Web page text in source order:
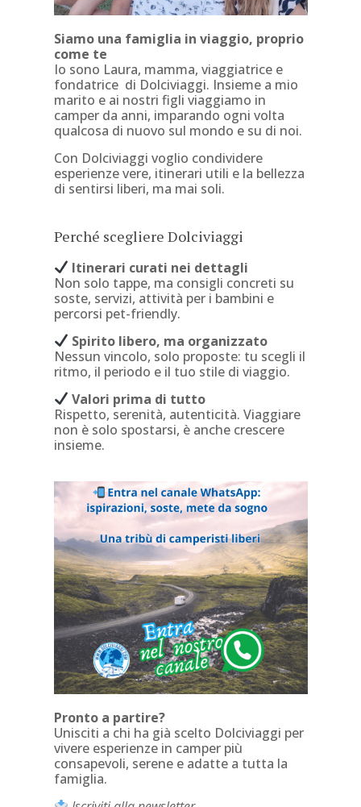
Siamo una famiglia in viaggio, proprio
come te
Io sono Laura, mamma, viaggiatrice e
fondatrice di Dolciviaggi. Insieme a mio
marito e ai nostri figli viaggiamo in
camper da anni, imparando ogni volta
qualcosa di nuovo sul mondo e su di noi.
Con Dolciviaggi voglio condividere
esperienze vere, itinerari utili e la bellezza
di sentirsi liberi, ma mai soli.
Perché scegliere Dolciviaggi
Itinerari curati nei dettagli
Non solo tappe, ma consigli concreti su
soste, servizi, attività per i bambini e
percorsi pet-friendly.
Spirito libero, ma organizzato
Nessun vincolo, solo proposte: tu scegli il
ritmo, il periodo e il tuo stile di viaggio.
Valori prima di tutto
Rispetto, serenità, autenticità. Viaggiare
non è solo spostarsi, è anche crescere
insieme.
Pronto a partire?
Unisciti a chi ha già scelto Dolciviaggi per
vivere esperienze in camper più
consapevoli, serene e adatte a tutta la
famiglia.